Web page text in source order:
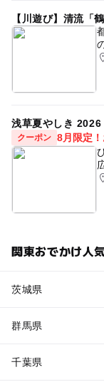
【川遊び】清流「
浅草夏やしき 2026
クーポン 8月限定！
関東おでかけ人
茨城県
群馬県
千葉県